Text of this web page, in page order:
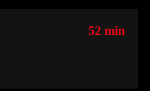
52 min